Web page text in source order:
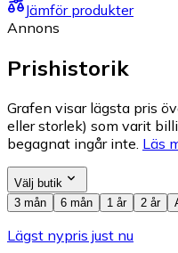
Jämför produkter
Annons
Prishistorik
Grafen visar lägsta pris
eller storlek) som varit
begagnat ingår inte. Läs
Välj butik
3 mån
6 mån 1 år 2 år
Lägst nypris just nu